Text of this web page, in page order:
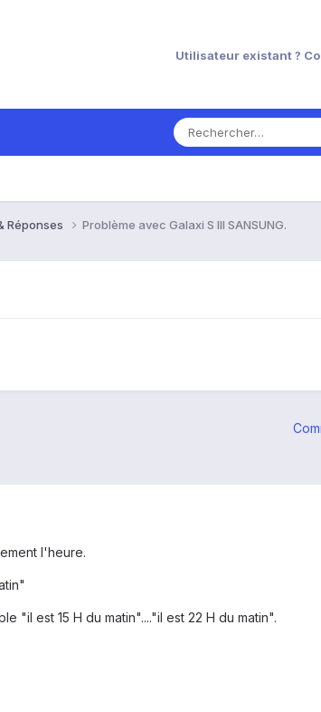
Utilisateur existant ?
Réponses Problème avec Galaxi S III SANSUNG.
l'heure.
"il est 15 H du matin"...."il est 22 H du matin".